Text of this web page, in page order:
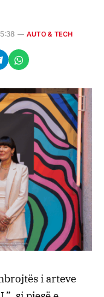
AUTO & TECH
iarteve